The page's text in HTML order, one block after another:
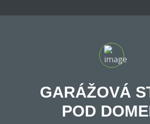
GARÁŽOVÁ
POD